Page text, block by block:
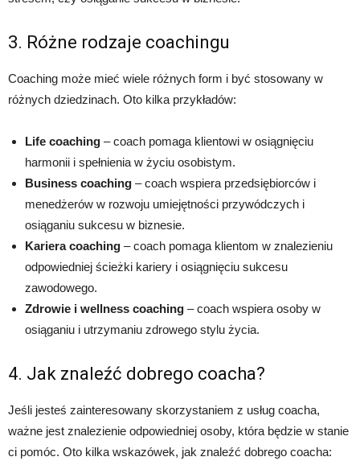
3. Różne rodzaje coachingu
Coaching może mieć wiele różnych form i być stosowany w
różnych dziedzinach. Oto kilka przykładów:
Life coaching – coach pomaga klientowi w osiągnięciu
harmonii i spełnienia w życiu osobistym.
Business coaching – coach wspiera przedsiębiorców i
menedżerów w rozwoju umiejętności przywódczych i
osiąganiu sukcesu w biznesie.
Kariera coaching – coach pomaga klientom w znalezieniu
odpowiedniej ścieżki kariery i osiągnięciu sukcesu
zawodowego.
Zdrowie i wellness coaching – coach wspiera osoby w
osiąganiu i utrzymaniu zdrowego stylu życia.
4. Jak znaleźć dobrego coacha?
Jeśli jesteś zainteresowany skorzystaniem z usług coacha,
ważne jest znalezienie odpowiedniej osoby, która będzie w stanie
ci pomóc. Oto kilka wskazówek, jak znaleźć dobrego coacha: